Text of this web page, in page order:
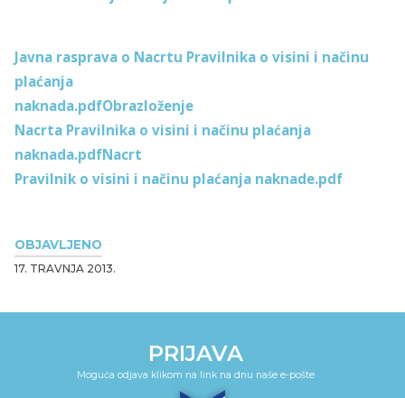
OBJAVLJENO
17. TRAVNJA 2013.
Javna rasprava o Nacrtu Pravilnika o visini i načinu
plaćanja
naknada.pdfObrazloženje
Nacrta Pravilnika o visini i načinu plaćanja
naknada.pdfNacrt
Pravilnik o visini i načinu plaćanja naknade.pdf
PRIJAVA
Moguća odjava klikom na link na dnu naše e-pošte